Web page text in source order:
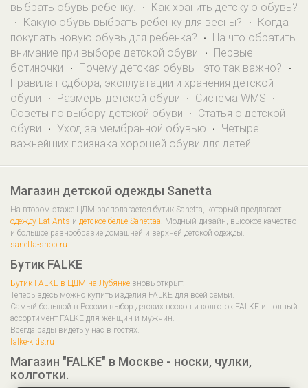
выбрать обувь ребенку.
· Как хранить детскую обувь?
· Какую обувь выбрать ребенку для весны? ·
Когда
покупать новую обувь для ребенка?
·
На что обратить
внимание при выборе детской обуви
·
Первые
ботиночки
· Почему детская обувь - это так важно? ·
Правила подбора, эксплуатации и хранения детской
обуви
· Размеры детской обуви · Система WMS ·
Советы по выбору детской обуви ·
Статья о детской
обуви
· Уход за мембранной обувью ·
Четыре
важнейших признака хорошей обуви для детей
Магазин детской одежды Sanetta
На втором этаже ЦДМ располагается бутик Sanetta, который предлагает
одежду Eat Ants и детское белье Sanettaa. Модный дизайн, высокое качество
и большое разнообразие домашней и верхней детской одежды.
sanetta-shop.ru
Бутик FALKE
Бутик FALKE в ЦДМ на Лубянке вновь открыт.
Теперь здесь можно купить изделия FALKE для всей семьи.
Самый большой в России выбор детских носков и колготок FALKE и полный
ассортимент FALKE для женщин и мужчин.
Всегда рады видеть у нас в гостях.
falke-kids.ru
Магазин "FALKE" в Москве - носки, чулки,
колготки.